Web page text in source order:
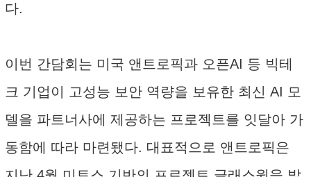
다.
이번 간담회는 미국 앤트로픽과 오픈AI 등 빅테
크 기업이 고성능 보안 역량을 보유한 최신 AI 모
델을 파트너사에 제공하는 프로젝트를 잇달아 가
동함에 따라 마련됐다. 대표적으로 앤트로픽은